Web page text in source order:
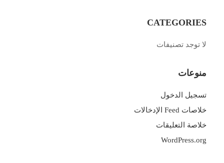
CATEGORIES
لا توجد تصنيفات
منوعات
تسجيل الدخول
خلاصات Feed الإدخالات
خلاصة التعليقات
WordPress.org